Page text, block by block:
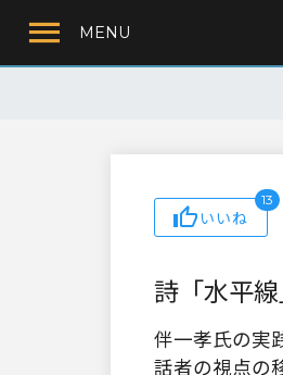
MENU
いいね
13
詩「水平線
伴一孝氏の実
話者の視点の